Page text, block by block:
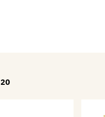
tutto per Casa con
20